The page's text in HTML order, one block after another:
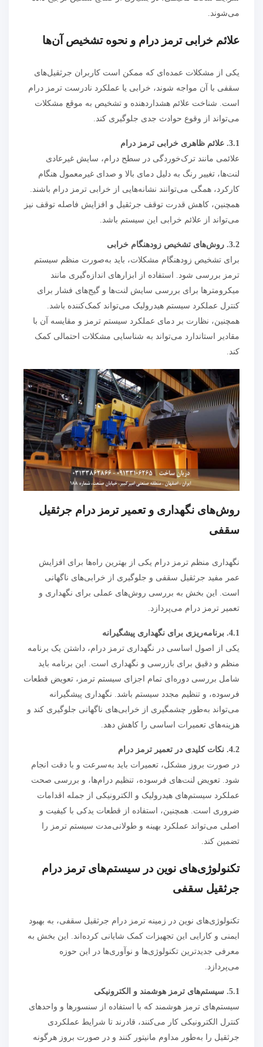
می‌شوند.
علائم خرابی ترمز درام و نحوه تشخیص آن‌ها
یکی از مشکلات عمده‌ای که ممکن است کاربران جرثقیل‌های
سقفی با آن مواجه شوند، خرابی یا عملکرد نادرست ترمز درام
است. شناخت علائم هشداردهنده و تشخیص به موقع مشکلات
می‌تواند از وقوع حوادث جدی جلوگیری کند.
3.1. علائم ظاهری خرابی ترمز درام
علائمی مانند ترک‌خوردگی در سطح درام، سایش غیرعادی
لنت‌ها، تغییر رنگ به دلیل دمای بالا و صدای غیرمعمول هنگام
کارکرد، همگی می‌توانند نشانه‌هایی از خرابی ترمز درام باشند.
همچنین، کاهش قدرت توقف جرثقیل و افزایش فاصله توقف نیز
می‌تواند از علائم خرابی این سیستم باشد.
3.2. روش‌های تشخیص زودهنگام خرابی
برای تشخیص زودهنگام مشکلات، باید به‌صورت منظم سیستم
ترمز بررسی شود. استفاده از ابزارهای اندازه‌گیری مانند
میکرومترها برای بررسی سایش لنت‌ها و گیج‌های فشار برای
کنترل عملکرد سیستم هیدرولیک می‌تواند کمک‌کننده باشد.
همچنین، نظارت بر دمای عملکرد سیستم ترمز و مقایسه آن با
مقادیر استاندارد می‌تواند به شناسایی مشکلات احتمالی کمک
کند.
روش‌های نگهداری و تعمیر ترمز درام جرثقیل
سقفی
نگهداری منظم ترمز درام یکی از بهترین راه‌ها برای افزایش
عمر مفید جرثقیل سقفی و جلوگیری از خرابی‌های ناگهانی
است. این بخش به بررسی روش‌های عملی برای نگهداری و
تعمیر ترمز درام می‌پردازد.
4.1. برنامه‌ریزی برای نگهداری پیشگیرانه
یکی از اصول اساسی در نگهداری ترمز درام، داشتن یک برنامه
منظم و دقیق برای بازرسی و نگهداری است. این برنامه باید
شامل بررسی دوره‌ای تمام اجزای سیستم ترمز، تعویض قطعات
فرسوده، و تنظیم مجدد سیستم باشد. نگهداری پیشگیرانه
می‌تواند به‌طور چشمگیری از خرابی‌های ناگهانی جلوگیری کند و
هزینه‌های تعمیرات اساسی را کاهش دهد.
4.2. نکات کلیدی در تعمیر ترمز درام
در صورت بروز مشکل، تعمیرات باید به‌سرعت و با دقت انجام
شود. تعویض لنت‌های فرسوده، تنظیم درام‌ها، و بررسی صحت
عملکرد سیستم‌های هیدرولیک و الکترونیکی از جمله اقدامات
ضروری است. همچنین، استفاده از قطعات یدکی با کیفیت و
اصلی می‌تواند عملکرد بهینه و طولانی‌مدت سیستم ترمز را
تضمین کند.
تکنولوژی‌های نوین در سیستم‌های ترمز درام
جرثقیل سقفی
تکنولوژی‌های نوین در زمینه ترمز درام جرثقیل سقفی، به بهبود
ایمنی و کارایی این تجهیزات کمک شایانی کرده‌اند. این بخش به
معرفی جدیدترین تکنولوژی‌ها و نوآوری‌ها در این حوزه
می‌پردازد.
5.1. سیستم‌های ترمز هوشمند و الکترونیکی
سیستم‌های ترمز هوشمند که با استفاده از سنسورها و واحدهای
کنترل الکترونیکی کار می‌کنند، قادرند تا شرایط عملکردی
جرثقیل را به‌طور مداوم مانیتور کنند و در صورت بروز هرگونه